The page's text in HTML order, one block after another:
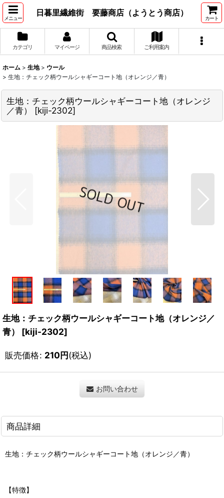
メニュー
日暮里繊維街 要藤商店（ようとう商店）
カート
カテゴリ マイページ 商品検索 ご利用案内
ホーム > 生地 > ウール
> 生地：チェック柄ウールシャギーコート地（オレンジ／青）
生地：チェック柄ウールシャギーコート地（オレンジ
／青）
[kiji-2302]
生地：チェック柄ウールシャギーコート地（オレンジ／
青）
[kiji-2302]
販売価格: 210円(税込)
お問い合わせ
商品詳細
生地：チェック柄ウールシャギーコート地（オレンジ／青）
【特徴】